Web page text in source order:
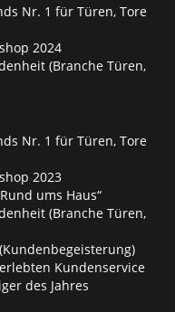
Nr. 1 für Türen, Tore
2024
(Branche Türen,
Nr. 1 für Türen, Tore
2023
ums Haus“
(Branche Türen,
Kundenservice
des Jahres